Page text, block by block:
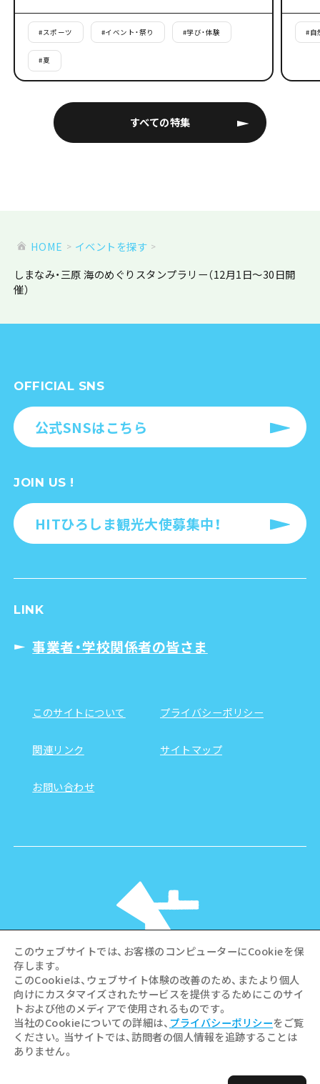
すべての特集
#スポーツ #イベント・祭り #学び・体験
#夏
#自
HOME
イベントを探す
しまなみ・三原 海のめぐりスタンプラリー（12月1日～30日開
催）
OFFICIAL SNS
公式SNSはこちら
JOIN US !
HITひろしま観光大使募集中！
LINK
事業者・学校関係者の皆さま
このサイトについて プライバシーポリシー
関連リンク サイトマップ
お問い合わせ
©Hiroshima Tourism Association /
Hiroshima Prefecture / Hiroshima City .
All rights reserved
このウェブサイトでは、お客様のコンピューターにCookieを保
存します。
このCookieは、ウェブサイト体験の改善のため、またより個人
向けにカスタマイズされたサービスを提供するためにこのサイ
トおよび他のメディアで使用されるものです。
当社のCookieについての詳細は、 プライバシーポリシーをご覧
ください。当サイトでは、訪問者の個人情報を追跡することは
ありません。